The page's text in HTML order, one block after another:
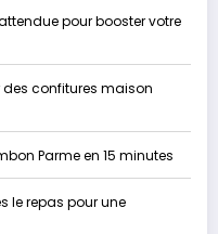
pour booster votre
confitures maison
Parme en 15 minutes
le repas pour une